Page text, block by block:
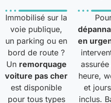
Immobilisé sur la
voie publique,
un parking ou en
bord de route ?
Un remorquage
voiture pas cher
est disponible
pour tous types
en
heure,
et
inclus.